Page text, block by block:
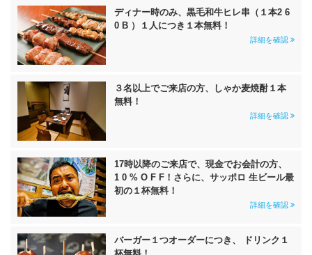
ディナー時のみ、黒毛和牛ヒレ串（１本2 6
0 B ）１人につき１本無料！
詳細を確認
３名以上でご来店の方、しゃか麦焼酎１本
無料！
詳細を確認
17時以降のご来店で、現金でお会計の方、
1 0 % O F F！さらに、サッポロ 生ビール最
初の１杯無料！
詳細を確認
バーガー１つオーダーにつき、 ドリンク１